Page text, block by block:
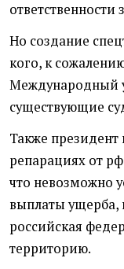
ответственности
Но создание
кого, к
Международный
существующие
Также
репарациях от
что невозможно
выплаты ущерба,
российская
территорию.